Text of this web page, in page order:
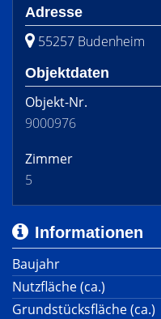
Adresse
55257 Budenheim
Objektdaten
Objekt-Nr.
9000976
Zimmer
5
Informationen
Baujahr
Nutzfläche (ca.)
Grundstücksfläche (ca.)